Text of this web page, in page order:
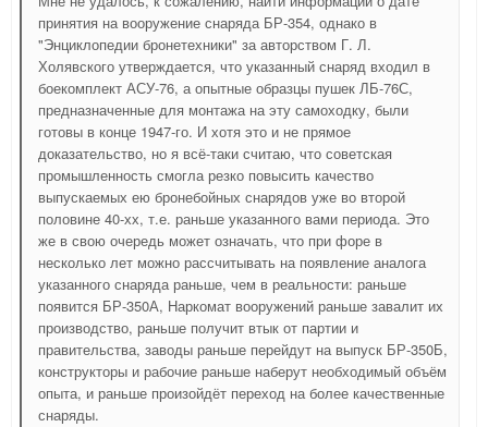
принятия на вооружение снаряда БР-354, однако в
"Энциклопедии бронетехники" за авторством Г. Л.
Холявского утверждается, что указанный снаряд входил в
боекомплект АСУ-76, а опытные образцы пушек ЛБ-76С,
предназначенные для монтажа на эту самоходку, были
готовы в конце 1947-го. И хотя это и не прямое
доказательство, но я всё-таки считаю, что советская
промышленность смогла резко повысить качество
выпускаемых ею бронебойных снарядов уже во второй
половине 40-хх, т.е. раньше указанного вами периода. Это
же в свою очередь может означать, что при форе в
несколько лет можно рассчитывать на появление аналога
указанного снаряда раньше, чем в реальности: раньше
появится БР-350А, Наркомат вооружений раньше завалит их
производство, раньше получит втык от партии и
правительства, заводы раньше перейдут на выпуск БР-350Б,
конструкторы и рабочие раньше наберут необходимый объём
опыта, и раньше произойдёт переход на более качественные
снаряды.